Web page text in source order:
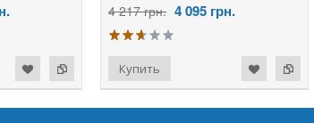
4 217 грн. 4 095 грн.